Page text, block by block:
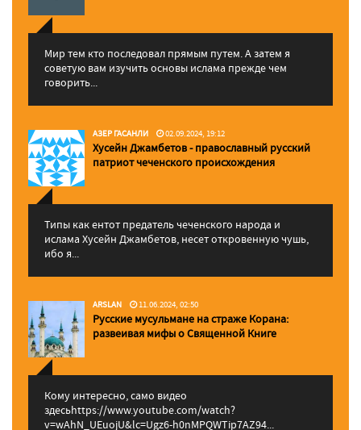
Мир тем кто последовал прямым путем. А затем я
советую вам изучить основы ислама прежде чем
говорить...
АЗЕР ГАСАНЛИ 02.09.2024, 19:12
Хусейн Джамбетов - православный русский
патриот чеченского происхождения
Типы как ентот предатель чеченского народа и
ислама Хусейн Джамбетов, несет откровенную чушь,
ибо я...
ARSLAN 11.06.2024, 02:50
Русские мусульмане на страже Корана:
pазвеивая мифы о Священной Книге
Кому интересно, само видео
здесьhttps://www.youtube.com/watch?
v=wAhN_UEuojU&lc=Ugz6-h0nMPQWTip7AZ94...